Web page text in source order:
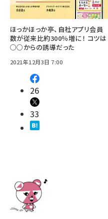
ほっかほっか亭、自社アプリ会員
数が従来比約300％増に！ コツは
○○からの誘導だった
2021年12月3日 7:00
26
33